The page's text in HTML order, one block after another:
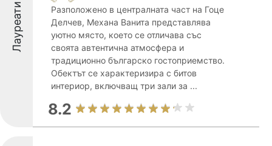
Лауреати
Разположено в централната част на Гоце
Делчев, Механа Ванита представлява
уютно място, което се отличава със
своята автентична атмосфера и
традиционно българско гостоприемство.
Обектът се характеризира с битов
интериор, включващ три зали за ...
8.2